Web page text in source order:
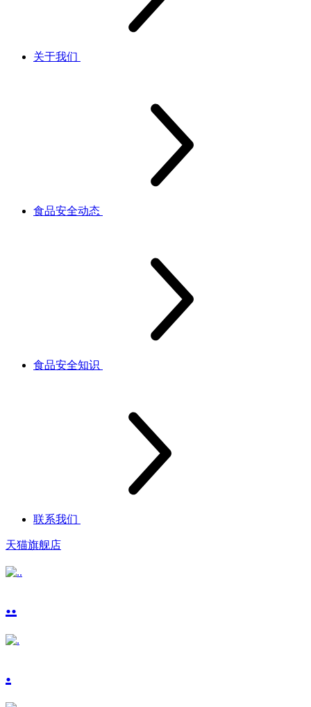
关于我们
食品安全动态
食品安全知识
联系我们
天猫旗舰店
..
.